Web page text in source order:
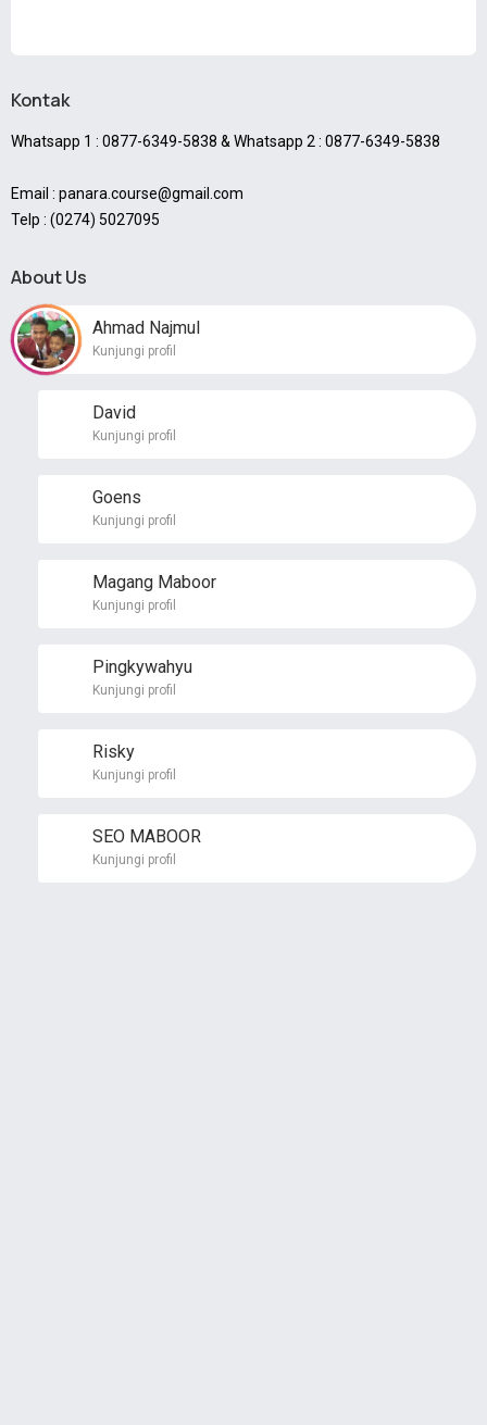
Kontak
Whatsapp 1 : 0877-6349-5838 & Whatsapp 2 : 0877-6349-5838
Email : panara.course@gmail.com
Telp : (0274) 5027095
About Us
Ahmad Najmul
Kunjungi profil
David
Kunjungi profil
Goens
Kunjungi profil
Magang Maboor
Kunjungi profil
Pingkywahyu
Kunjungi profil
Risky
Kunjungi profil
SEO MABOOR
Kunjungi profil